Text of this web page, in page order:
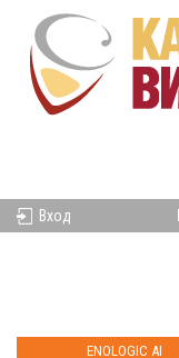
Вход
ENOLOGIC AI